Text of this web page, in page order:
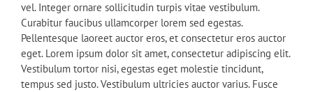
vel. Integer ornare sollicitudin turpis vitae vestibulum.
Curabitur faucibus ullamcorper lorem sed egestas.
Pellentesque laoreet auctor eros, et consectetur eros auctor
eget. Lorem ipsum dolor sit amet, consectetur adipiscing elit.
Vestibulum tortor nisi, egestas eget molestie tincidunt,
tempus sed justo. Vestibulum ultricies auctor varius. Fusce